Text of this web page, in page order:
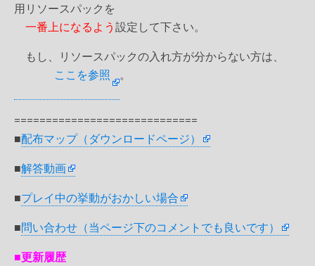
用リソースパックを
一番上になるよう設定して下さい。
もし、リソースパックの入れ方が分からない方は、
ここを参照
。
=============================
■配布マップ（ダウンロードページ）
■解答動画
■プレイ中の挙動がおかしい場合
■問い合わせ（当ページ下のコメントでも良いです）
■更新履歴